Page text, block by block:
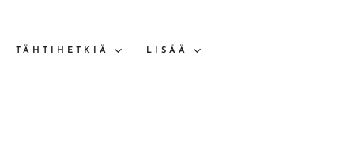
TÄHTIHETKIÄ LISÄÄ